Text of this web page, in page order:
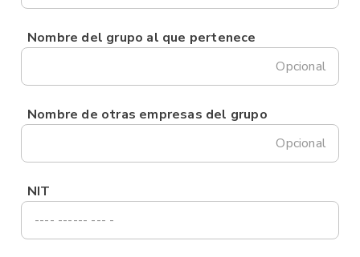
Nombre del grupo al que pertenece
Opcional
Nombre de otras empresas del grupo
Opcional
NIT